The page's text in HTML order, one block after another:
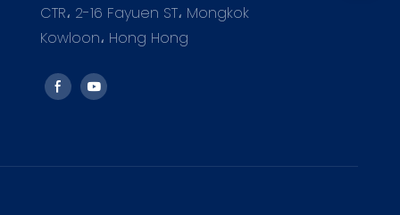
CTR، 2-16 Fayuen ST، Mongkok
Kowloon، Hong Hong